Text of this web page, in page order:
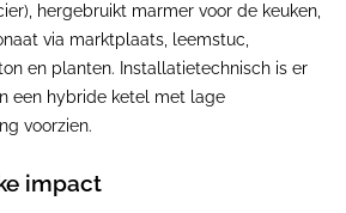
hergebruikt marmer voor de keuken,
via marktplaats, leemstuc,
en planten. Installatietechnisch is er
een hybride ketel met lage
voorzien.
impact